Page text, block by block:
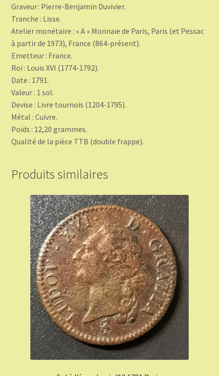
Graveur : Pierre-Benjamin Duvivier.
Tranche : Lisse.
Atelier monétaire : « A » Monnaie de Paris, Paris (et Pessac
à partir de 1973), France (864-présent).
Emetteur : France.
Roi : Louis XVI (1774-1792).
Date : 1791.
Valeur : 1 sol.
Devise : Livre tournois (1204-1795).
Métal : Cuivre.
Poids : 12,20 grammes.
Qualité de la pièce TTB (double frappe).
Produits similaires